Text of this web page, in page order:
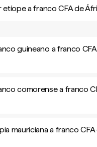
a franco CFA de
guineano a franco
comorense a franco
mauriciana a franco